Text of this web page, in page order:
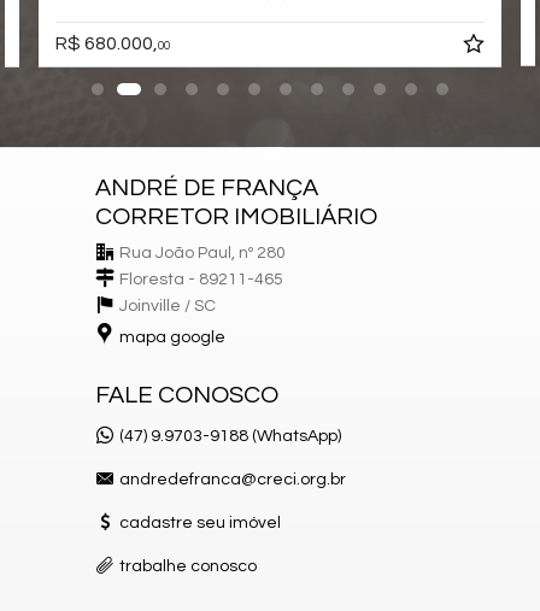
R$ 680.000, 00
ANDRÉ DE FRANÇA
CORRETOR IMOBILIÁRIO
Rua João Paul, nº 280
Floresta - 89211-465
Joinville / SC
mapa google
FALE CONOSCO
(47) 9.9703-9188 (WhatsApp)
andredefranca@creci.org.br
cadastre seu imóvel
trabalhe conosco